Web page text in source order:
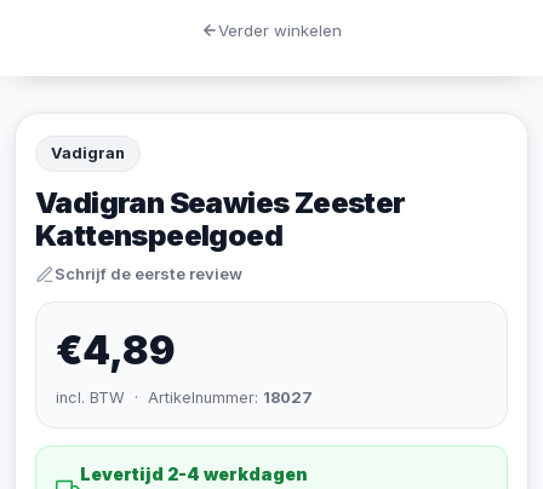
Vadigran
Vadigran Seawies Zeester
Kattenspeelgoed
Schrijf de eerste review
€4,89
incl. BTW · Artikelnummer: 18027
Levertijd 2-4 werkdagen
Verder winkelen